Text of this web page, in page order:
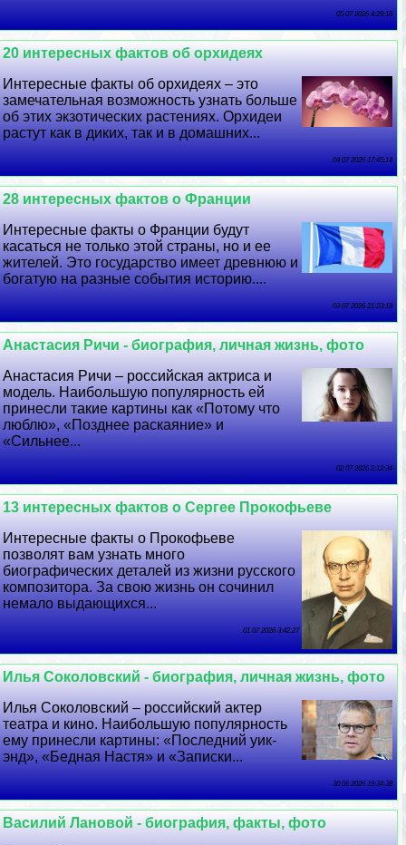
05 07 2026 4:29:16
20 интересных фактов об орхидеях
Интересные факты об орхидеях – это
замечательная возможность узнать больше
об этих экзотических растениях. Орхидеи
растут как в диких, так и в домашних...
04 07 2026 17:45:14
28 интересных фактов о Франции
Интересные факты о Франции будут
касаться не только этой страны, но и ее
жителей. Это государство имеет древнюю и
богатую на разные события историю....
03 07 2026 21:23:19
Анастасия Ричи - биография, личная жизнь, фото
Анастасия Ричи – российская актриса и
модель. Наибольшую популярность ей
принесли такие картины как «Потому что
люблю», «Позднее раскаяние» и
«Сильнее...
02 07 2026 2:12:34
13 интересных фактов о Сергее Прокофьеве
Интересные факты о Прокофьеве
позволят вам узнать много
биографических деталей из жизни русского
композитора. За свою жизнь он сочинил
немало выдающихся...
01 07 2026 3:42:27
Илья Соколовский - биография, личная жизнь, фото
Илья Соколовский – российский актер
театра и кино. Наибольшую популярность
ему принесли картины: «Последний уик-
энд», «Бедная Настя» и «Записки...
30 06 2026 19:34:38
Василий Лановой - биография, факты, фото